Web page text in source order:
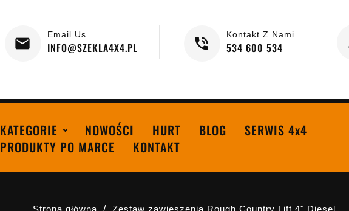
Kontakt Z Nami
534 600 534
Email Us
INFO@SZEKLA4X4.PL
KATEGORIE NOWOŚCI HURT BLOG
SERWIS 4x4
PRODUKTY PO MARCE
KONTAKT
Strona główna Zestaw zawieszenia Rough Country Lift 4" Diesel